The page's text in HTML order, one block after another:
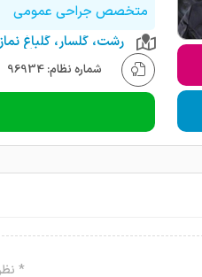
متخصص جراحی عمومی
رشت، گلسار، گلباغ نماز،
شماره نظام: 96934
*